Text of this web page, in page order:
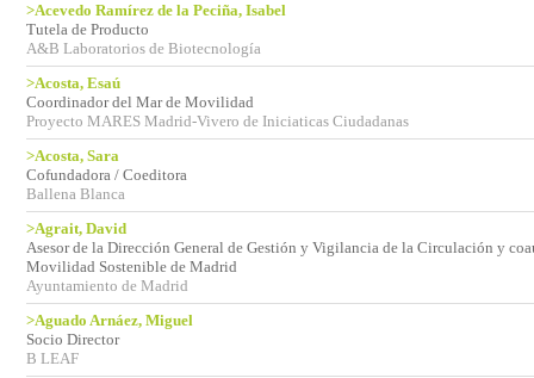
>Acevedo Ramírez de la Peciña, Isabel
Tutela de Producto
A&B Laboratorios de Biotecnología
>Acosta, Esaú
Coordinador del Mar de Movilidad
Proyecto MARES Madrid-Vivero de Iniciaticas Ciudadanas
>Acosta, Sara
Cofundadora / Coeditora
Ballena Blanca
>Agrait, David
Asesor de la Dirección General de Gestión y Vigilancia de la Circulación y
Movilidad Sostenible de Madrid
Ayuntamiento de Madrid
>Aguado Arnáez, Miguel
Socio Director
B LEAF